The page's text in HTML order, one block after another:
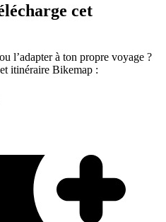
cet
l’adapter à ton propre voyage ?
itinéraire Bikemap :